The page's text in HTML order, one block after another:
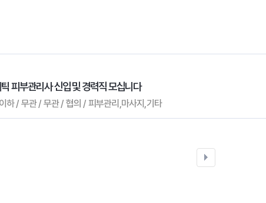
피부관리사 신입 및 경력직 모십니다
하 / 무관 / 무관 / 협의 / 피부관리,마사지,기타